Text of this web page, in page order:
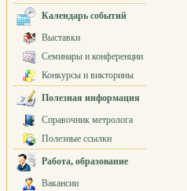
Календарь событий
Выставки
Семинары и конференции
Конкурсы и викторины
Полезная информация
Справочник метролога
Полезные ссылки
Работа, образование
Вакансии